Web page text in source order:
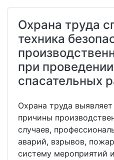
Охрана труда
техника
при
спасательных
Охрана труда
причины
случаев,
аварий, взрывов,
систему мероприятий